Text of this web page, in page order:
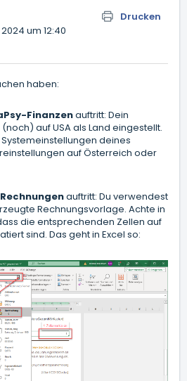
Drucken
um 12:40
haben:
Finanzenauftritt: Dein
auf USA als Land eingestellt.
deines
auf Österreich oder
auftritt: Du verwendest
Rechnungsvorlage. Achte in
die entsprechenden Zellen auf
sind. Das geht in Excel so: